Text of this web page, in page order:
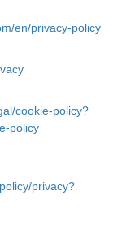
en/privacy-policy
cookie-policy?
policy
privacy?